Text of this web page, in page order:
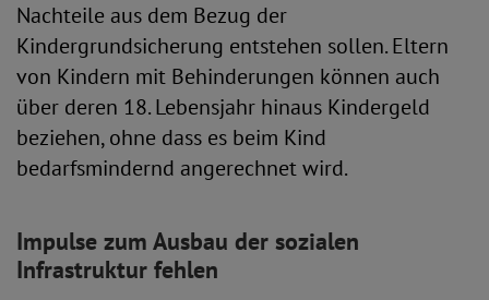
Nachteile aus dem Bezug der
Kindergrundsicherung entstehen sollen. Eltern
von Kindern mit Behinderungen können auch
über deren 18. Lebensjahr hinaus Kindergeld
beziehen, ohne dass es beim Kind
bedarfsmindernd angerechnet wird.
Impulse zum Ausbau der sozialen
Infrastruktur fehlen